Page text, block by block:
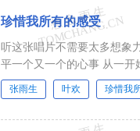
珍惜我所有的感受
听这张唱片不需要太多想象
平一个又一个的心事 从一
张雨生 叶欢 珍惜我